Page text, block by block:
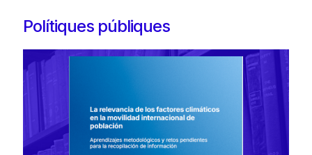
Polítiques públiques